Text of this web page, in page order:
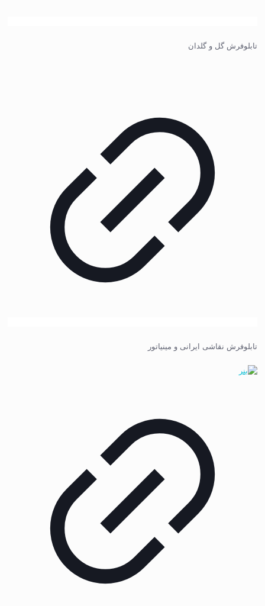
تابلوفرش گل و گلدان
تابلوفرش نقاشی ایرانی و مینیاتور